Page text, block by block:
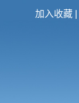
加入收藏